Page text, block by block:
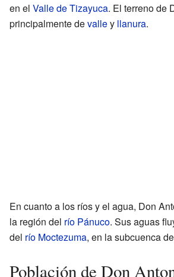
en el Valle de Tizayuca. El terreno de
principalmente devalley llanura.
En cuanto a los ríos y el agua, Don
la región del río Pánuco. Sus aguas
del río Moctezuma, en la subcuenca
Población de Don